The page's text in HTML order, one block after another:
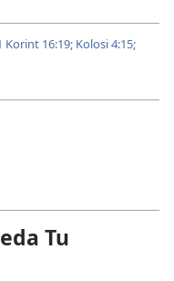
Korint 16:19; Kolosi 4:15;
Tu